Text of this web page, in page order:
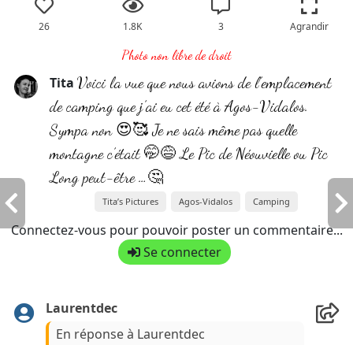
26 1.8K 3 Agrandir
Photo non libre de droit
Tita Voici la vue que nous avions de l’emplacement
de camping que j’ai eu cet été à Agos-Vidalos.
Sympa non 😍🥰 Je ne sais même pas quelle
montagne c’était 🤭😅 Le Pic de Néouvielle ou Pic
Long peut-être …🤔
Tita’s Pictures Agos-Vidalos Camping
Connectez-vous pour pouvoir poster un commentaire...
Se connecter
Laurentdec
En réponse à Laurentdec